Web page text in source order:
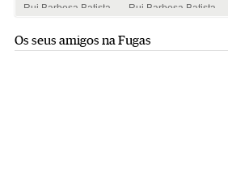
Rui Barbosa Batista Rui Barbosa Batista
Os seus amigos na Fugas